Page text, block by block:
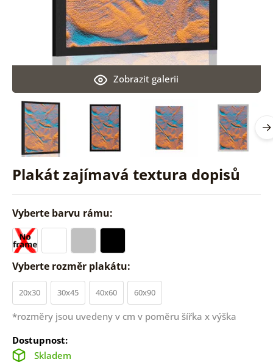
Plakát zajímavá textura dopisů
Zobrazit galerii
Vyberte barvu rámu:
Vyberte rozměr plakátu:
20x30 30x45 40x60 60x90
*rozměry jsou uvedeny v cm v poměru šířka x výška
Dostupnost:
Skladem